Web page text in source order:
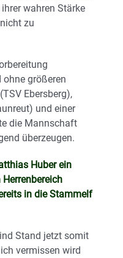
wahren Stärke
zu
größeren
Ebersberg),
und einer
die Mannschaft
überzeugen.
Huber ein
in die Stammelf
Stand jetzt somit
vermissen wird